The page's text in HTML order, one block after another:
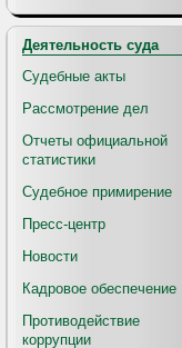
Деятельность суда
Судебные акты
Рассмотрение дел
Отчеты официальной
статистики
Судебное примирение
Пресс-центр
Новости
Кадровое обеспечение
Противодействие
коррупции